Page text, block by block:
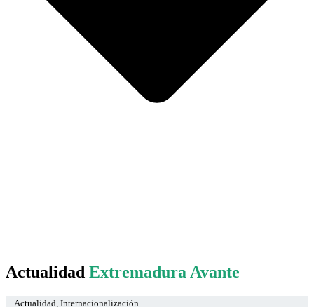
Actualidad Extremadura Avante
Actualidad, Internacionalización